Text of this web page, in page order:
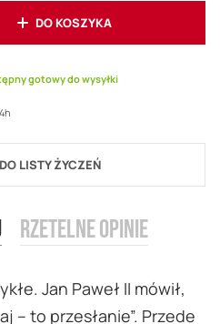
DO KOSZYKA
gotowy do wysyłki
LISTY ŻYCZEŃ
Jan Paweł II mówił,
– to przesłanie”. Przede
Rzetelne opinie